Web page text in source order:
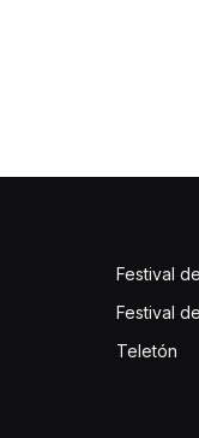
Festival
Festival
Teletón